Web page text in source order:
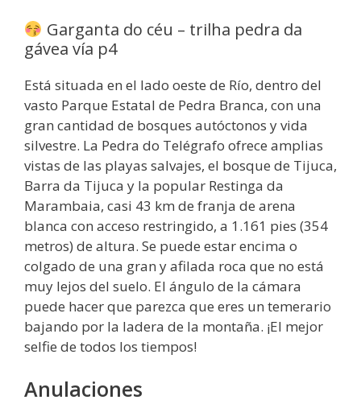
Garganta do céu – trilha pedra da
gávea vía p4
Está situada en el lado oeste de Río, dentro del
vasto Parque Estatal de Pedra Branca, con una
gran cantidad de bosques autóctonos y vida
silvestre. La Pedra do Telégrafo ofrece amplias
vistas de las playas salvajes, el bosque de Tijuca,
Barra da Tijuca y la popular Restinga da
Marambaia, casi 43 km de franja de arena
blanca con acceso restringido, a 1.161 pies (354
metros) de altura. Se puede estar encima o
colgado de una gran y afilada roca que no está
muy lejos del suelo. El ángulo de la cámara
puede hacer que parezca que eres un temerario
bajando por la ladera de la montaña. ¡El mejor
selfie de todos los tiempos!
Anulaciones